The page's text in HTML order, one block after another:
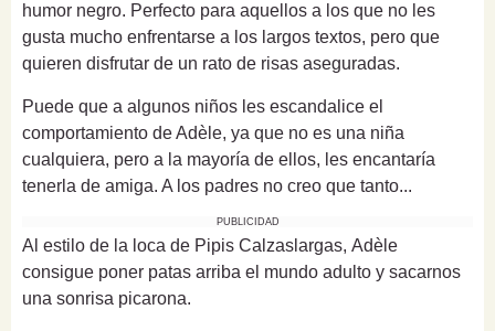
humor negro. Perfecto para aquellos a los que no les
gusta mucho enfrentarse a los largos textos, pero que
quieren disfrutar de un rato de risas aseguradas.
Puede que a algunos niños les escandalice el
comportamiento de Adèle, ya que no es una niña
cualquiera, pero a la mayoría de ellos, les encantaría
tenerla de amiga. A los padres no creo que tanto...
PUBLICIDAD
Al estilo de la loca de Pipis Calzaslargas, Adèle
consigue poner patas arriba el mundo adulto y sacarnos
una sonrisa picarona.